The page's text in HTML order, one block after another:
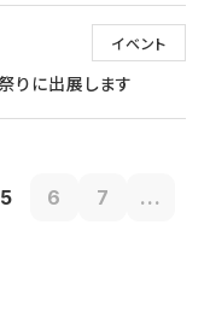
イベント
りに出展します
5 6 7 ...